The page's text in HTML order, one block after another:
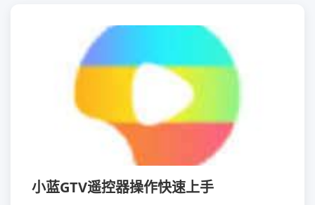
小蓝GTV遥控器操作快速上手